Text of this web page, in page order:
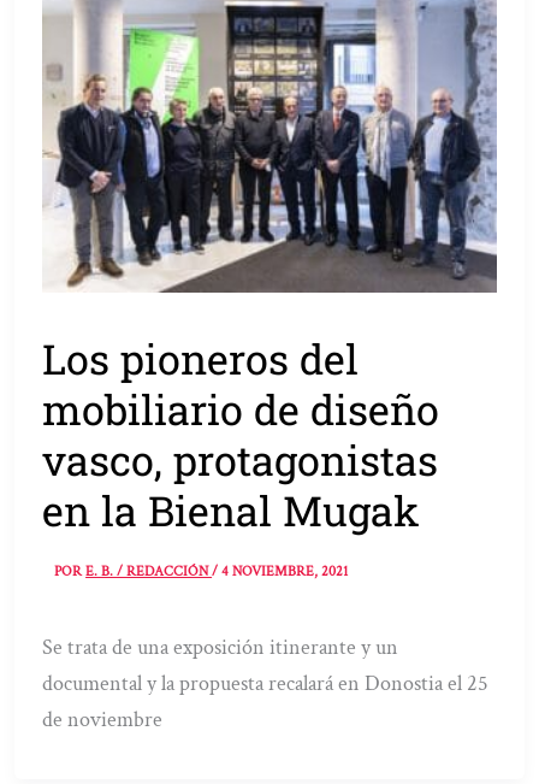
Los pioneros del
mobiliario de diseño
vasco, protagonistas
en la Bienal Mugak
PORE. B. / REDACCIÓN/4 NOVIEMBRE, 2021
Se trata de una exposición itinerante y un
documental y la propuesta recalará en Donostia el 25
de noviembre